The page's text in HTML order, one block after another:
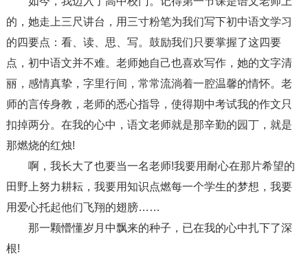
的，她走上三尺讲台，用三寸粉笔为我们写下初中语文学习
的四要点：看、读、思、写。鼓励我们只要掌握了这四要
点，初中语文并不难。老师她自己也喜欢写作，她的文字清
丽，感情真挚，字里行间，常常流淌着一腔温馨的情怀。老
师的言传身教，老师的悉心指导，使得期中考试我的作文只
扣掉两分。在我的心中，语文老师就是那辛勤的园丁，就是
那燃烧的红烛!
啊，我长大了也要当一名老师!我要用耐心在那片希望的
田野上努力耕耘，我要用知识点燃每一个学生的梦想，我要
用爱心托起他们飞翔的翅膀……
那一颗懵懂岁月中飘来的种子，已在我的心中扎下了深
根!